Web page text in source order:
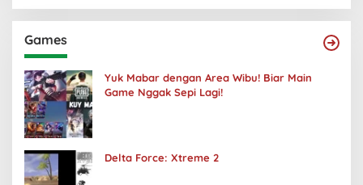
Games
Yuk Mabar dengan Area Wibu! Biar Main
Game Nggak Sepi Lagi!
Delta Force: Xtreme 2